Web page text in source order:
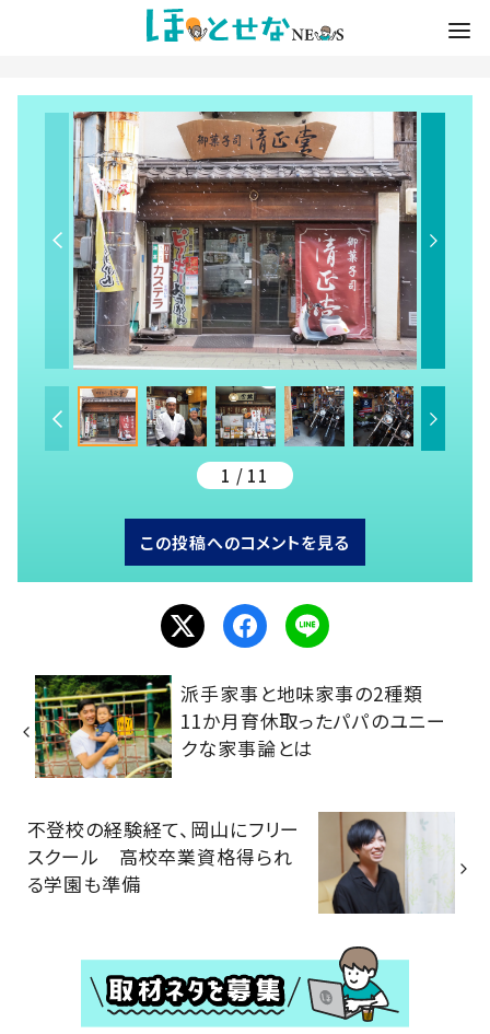
1 / 11
この投稿へのコメントを見る
派手家事と地味家事の2種類
11か月育休取ったパパのユニー
クな家事論とは
不登校の経験経て、岡山にフリー
スクール 高校卒業資格得られ
る学園も準備